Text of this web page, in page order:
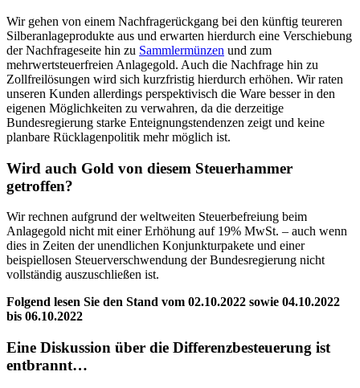
Wir gehen von einem Nachfragerückgang bei den künftig teureren
Silberanlageprodukte aus und erwarten hierdurch eine Verschiebung
der Nachfrageseite hin zu Sammlermünzen und zum
mehrwertsteuerfreien Anlagegold. Auch die Nachfrage hin zu
Zollfreilösungen wird sich kurzfristig hierdurch erhöhen. Wir raten
unseren Kunden allerdings perspektivisch die Ware besser in den
eigenen Möglichkeiten zu verwahren, da die derzeitige
Bundesregierung starke Enteignungstendenzen zeigt und keine
planbare Rücklagenpolitik mehr möglich ist.
Wird auch Gold von diesem Steuerhammer
getroffen?
Wir rechnen aufgrund der weltweiten Steuerbefreiung beim
Anlagegold nicht mit einer Erhöhung auf 19% MwSt. – auch wenn
dies in Zeiten der unendlichen Konjunkturpakete und einer
beispiellosen Steuerverschwendung der Bundesregierung nicht
vollständig auszuschließen ist.
Folgend lesen Sie den Stand vom 02.10.2022 sowie 04.10.2022
bis 06.10.2022
Eine Diskussion über die Differenzbesteuerung ist
entbrannt…